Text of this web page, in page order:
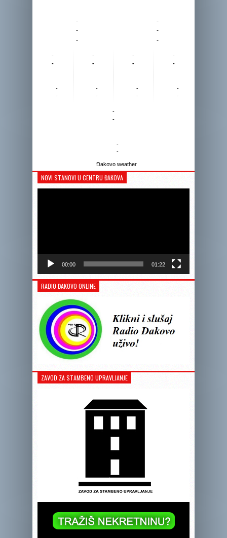
-
-
-
-
-
-
-
-
-
-
-
-
-
-
-
-
-
-
-
-
-
-
-
-
-
-
Đakovo weather
NOVI STANOVI U CENTRU ĐAKOVA
00:00 01:22
RADIO ĐAKOVO ONLINE
ZAVOD ZA STAMBENO UPRAVLJANJE